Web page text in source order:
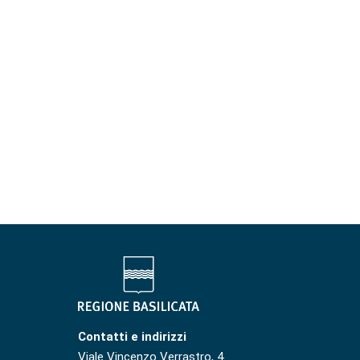
Contatti e indirizzi
Viale Vincenzo Verrastro, 4